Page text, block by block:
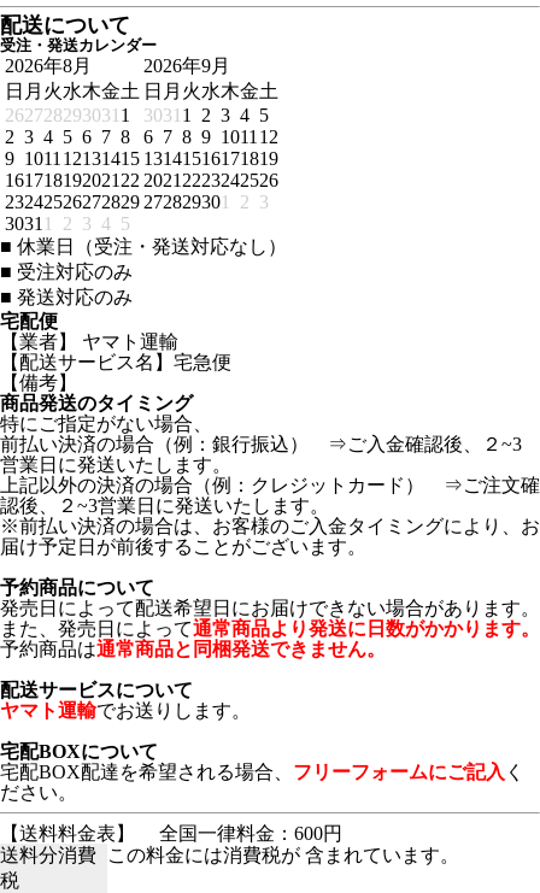
配送について
受注・発送カレンダー
2026年8月
日 月 火水木金土
262728293031 1
2 3 4 5 6 7 8
9 1011 12131415
161718192021 22
23242526272829
3031 1 2 3 4 5
2026年9月
日 月 火水木金土
3031 1 2 3 4 5
6 7 8 9 1011 12
13141516171819
2021 2223242526
272829301 2 3
■ 休業日（受注・発送対応なし）
■ 受注対応のみ
■ 発送対応のみ
宅配便
【業者】 ヤマト運輸
【配送サービス名】宅急便
【備考】
商品発送のタイミング
特にご指定がない場合、
前払い決済の場合（例：銀行振込） ⇒ご入金確認後、２~3
営業日に発送いたします。
上記以外の決済の場合（例：クレジットカード） ⇒ご注文確
認後、２~3営業日に発送いたします。
※前払い決済の場合は、お客様のご入金タイミングにより、お
届け予定日が前後することがございます。
予約商品について
発売日によって配送希望日にお届けできない場合があります。
また、発売日によって通常商品より発送に日数がかかります。
予約商品は通常商品と同梱発送できません。
配送サービスについて
ヤマト運輸でお送りします。
宅配BOXについて
宅配BOX配達を希望される場合、 フリーフォームにご記入 く
ださい。
【送料料金表】
全国一律料金：600円
送料分消費
税
この料金には消費税が 含まれています。